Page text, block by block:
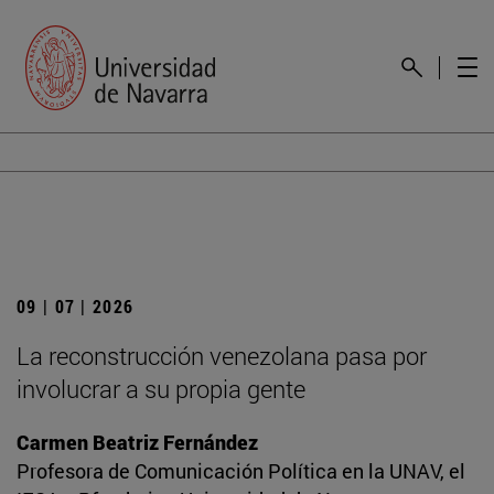
09 | 07 | 2026
La reconstrucción venezolana pasa por
involucrar a su propia gente
Carmen Beatriz Fernández
Profesora de Comunicación Política en la UNAV, el